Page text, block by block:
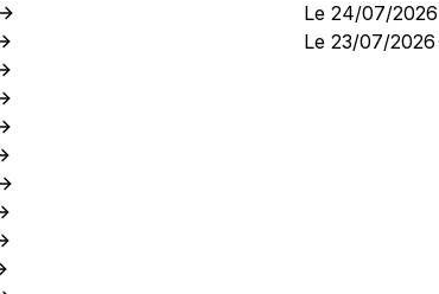
Le 24/07/2026
Le 23/07/2026